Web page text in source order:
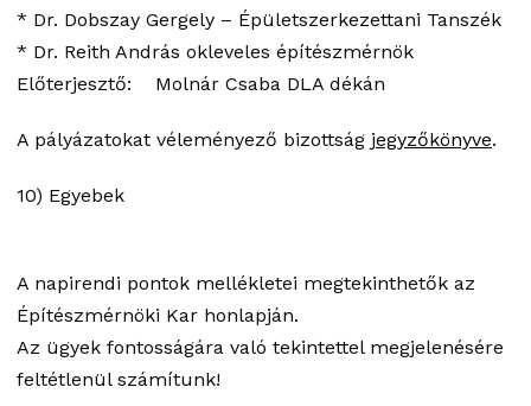
* Dr. Dobszay Gergely – Épületszerkezettani Tanszék
* Dr. Reith András okleveles építészmérnök
Előterjesztő: Molnár Csaba DLA dékán
A pályázatokat véleményező bizottság jegyzőkönyve.
10) Egyebek
A napirendi pontok mellékletei megtekinthetők az
Építészmérnöki Kar honlapján.
Az ügyek fontosságára való tekintettel megjelenésére
feltétlenül számítunk!